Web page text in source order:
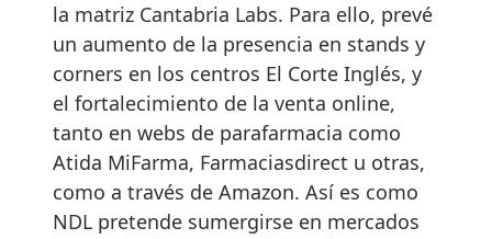
la matriz Cantabria Labs. Para ello, prevé
un aumento de la presencia en stands y
corners en los centros El Corte Inglés, y
el fortalecimiento de la venta online,
tanto en webs de parafarmacia como
Atida MiFarma, Farmaciasdirect u otras,
como a través de Amazon. Así es como
NDL pretende sumergirse en mercados